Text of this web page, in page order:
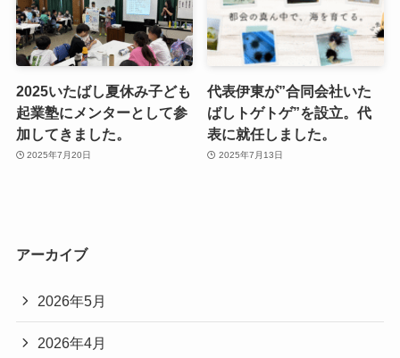
2025いたばし夏休み子ども
起業塾にメンターとして参
加してきました。
2025年7月20日
代表伊東が”合同会社いた
ばしトゲトゲ”を設立。代
表に就任しました。
2025年7月13日
アーカイブ
2026年5月
2026年4月